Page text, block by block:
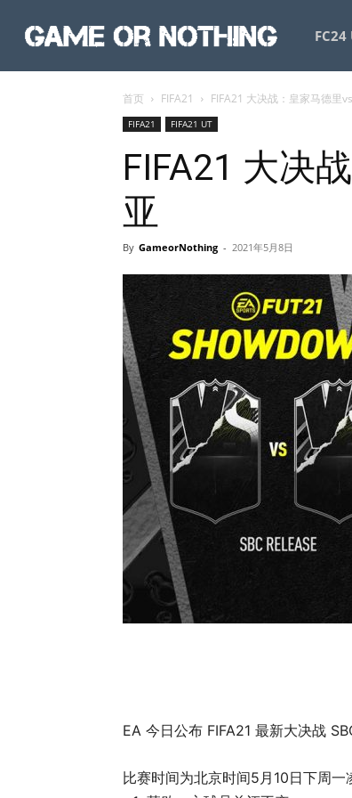
FC24
首页 FIFA21 FIFA21 大决战：皇家马德里
FIFA21 FIFA21 UT
FIFA21 大决
亚
By GameorNothing - 2021年5月8日
EA 今日公布 FIFA21 最新大决战
比赛时间为北京时间5月10日下周